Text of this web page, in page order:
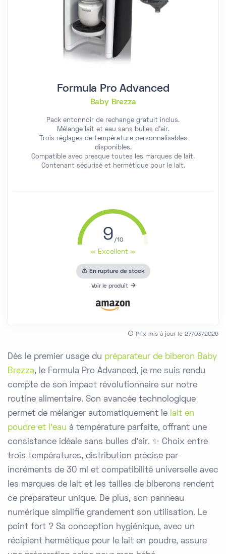
Formula Pro Advanced
Baby Brezza
Pack entonnoir de rechange gratuit inclus.
Mélange lait et eau sans bulles d'air.
Trois réglages de température personnalisables
disponibles.
Compatible avec presque toutes les marques de lait.
Contenant sécurisé et hermétique pour le lait.
9
« Excellent »
En rupture de stock
Voir le produit
Prix mis à jour le 27/03/2026
Dès le premier usage du préparateur de biberon Baby
Brezza, le Formula Pro Advanced, je me suis rendu
compte de son impact révolutionnaire sur notre
routine alimentaire. Son avancée technologique
permet de mélanger automatiquement le lait en
poudre et l'eau à température parfaite, offrant une
consistance idéale sans bulles d’air. ✨ Choix entre
trois températures, distribution précise par
incréments de 30 ml et compatibilité universelle avec
les marques de lait et les tailles de biberons rendent
ce préparateur unique. De plus, son panneau
numérique simplifie grandement son utilisation. Le
point fort ? Sa conception hygiénique, avec un
récipient hermétique pour le lait en poudre, assure